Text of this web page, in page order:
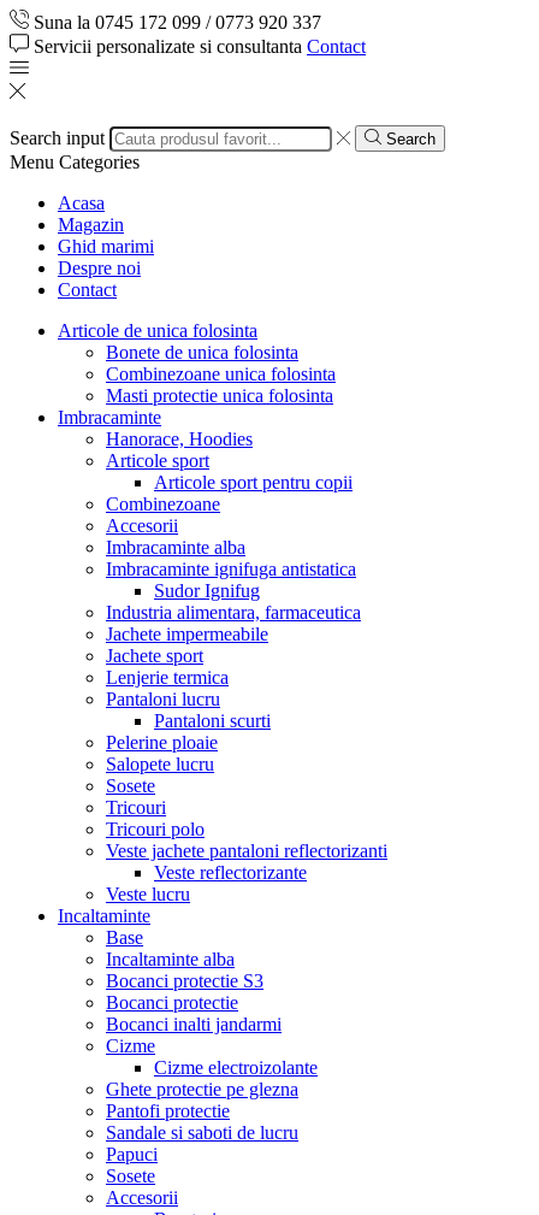
Suna la 0745 172 099 / 0773 920 337
Servicii personalizate si consultanta Contact
Search input Search
Menu Categories
Acasa
Magazin
Ghid marimi
Despre noi
Contact
Articole de unica folosinta
Bonete de unica folosinta
Combinezoane unica folosinta
Masti protectie unica folosinta
Imbracaminte
Hanorace, Hoodies
Articole sport
Articole sport pentru copii
Combinezoane
Accesorii
Imbracaminte alba
Imbracaminte ignifuga antistatica
Sudor Ignifug
Industria alimentara, farmaceutica
Jachete impermeabile
Jachete sport
Lenjerie termica
Pantaloni lucru
Pantaloni scurti
Pelerine ploaie
Salopete lucru
Sosete
Tricouri
Tricouri polo
Veste jachete pantaloni reflectorizanti
Veste reflectorizante
Veste lucru
Incaltaminte
Base
Incaltaminte alba
Bocanci protectie S3
Bocanci protectie
Bocanci inalti jandarmi
Cizme
Cizme electroizolante
Ghete protectie pe glezna
Pantofi protectie
Sandale si saboti de lucru
Papuci
Sosete
Accesorii